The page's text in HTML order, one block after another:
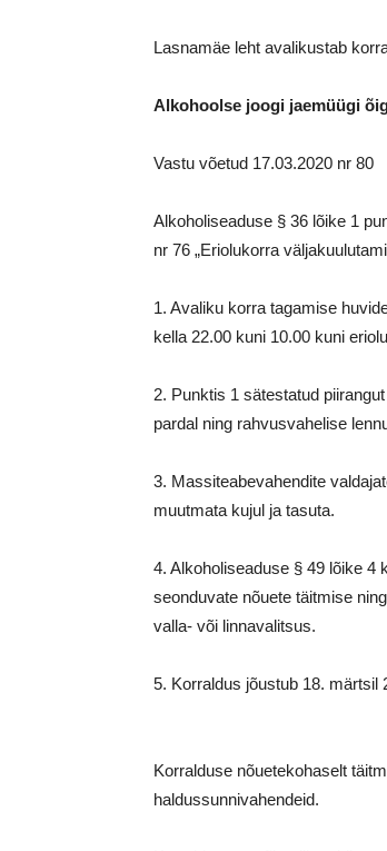
Lasnamäe leht avalikustab
Alkohoolse joogi jaemüügi
Vastu võetud 17.03.2020 nr 80
Alkoholiseaduse § 36 lõike 1
nr 76 „Eriolukorra
1. Avaliku korra tagamise
kella 22.00 kuni 10.00 kuni
2. Punktis 1 sätestatud
pardal ning rahvusvahelise
3. Massiteabevahendite
muutmata kujul ja tasuta.
4. Alkoholiseaduse § 49 lõike 4
seonduvate nõuete täitmise
valla- või linnavalitsus.
5. Korraldus jõustub 18. märtsil
Korralduse nõuetekohaselt
haldussunnivahendeid.